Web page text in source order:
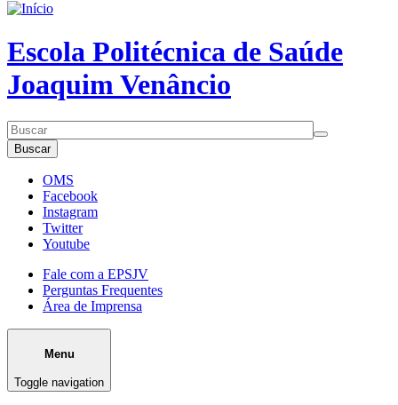
Escola Politécnica de Saúde
Joaquim Venâncio
Buscar
OMS
Facebook
Instagram
Twitter
Youtube
Fale com a EPSJV
Perguntas Frequentes
Área de Imprensa
Menu
Toggle navigation